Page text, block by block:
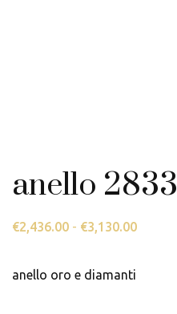
anello 2833
€2,436.00 - €3,130.00
anello oro e diamanti